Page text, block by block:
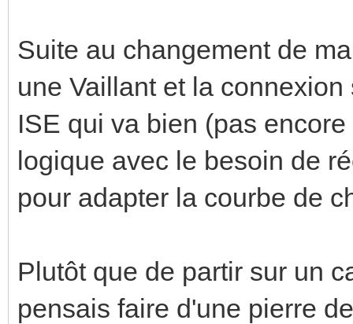
Suite au changement de
une Vaillant et la
ISE qui va bien (pas
logique avec le besoin de
pour adapter la courbe de
Plutôt que de partir sur un
pensais faire d'une pierre